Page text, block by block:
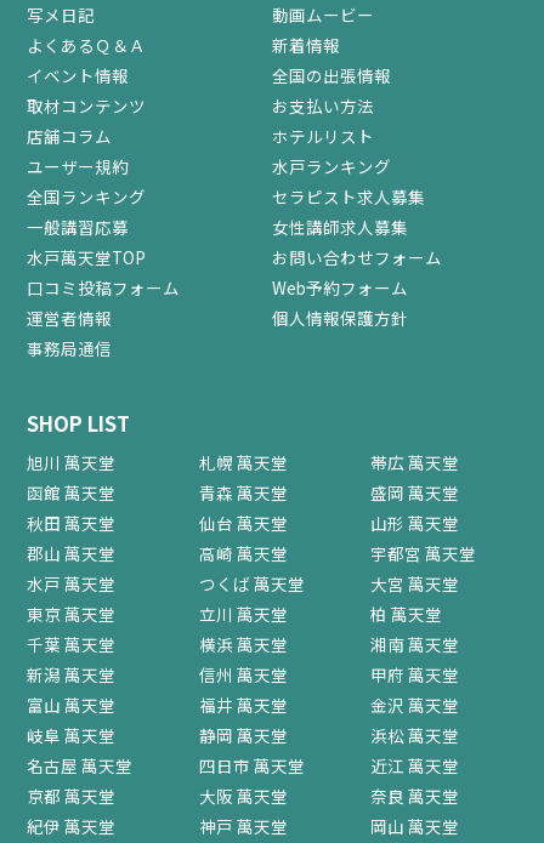
写メ日記
動画ムービー
よくあるＱ＆Ａ
新着情報
イベント情報
全国の出張情報
取材コンテンツ
お支払い方法
店舗コラム
ホテルリスト
ユーザー規約
水戸ランキング
全国ランキング
セラピスト求人募集
一般講習応募
女性講師求人募集
水戸萬天堂TOP
お問い合わせフォーム
口コミ投稿フォーム
Web予約フォーム
運営者情報
個人情報保護方針
事務局通信
SHOP LIST
旭川 萬天堂 札幌 萬天堂
帯広 萬天堂
函館 萬天堂
青森 萬天堂
盛岡 萬天堂
秋田 萬天堂
仙台 萬天堂
山形 萬天堂
郡山 萬天堂
高崎 萬天堂
宇都宮 萬天堂
水戸 萬天堂
つくば 萬天堂
大宮 萬天堂
東京 萬天堂
立川 萬天堂
柏 萬天堂
千葉 萬天堂
横浜 萬天堂
湘南 萬天堂
新潟 萬天堂
信州 萬天堂
甲府 萬天堂
富山 萬天堂
福井 萬天堂
金沢 萬天堂
岐阜 萬天堂
静岡 萬天堂
浜松 萬天堂
名古屋 萬天堂
四日市 萬天堂
近江 萬天堂
京都 萬天堂
大阪 萬天堂
奈良 萬天堂
紀伊 萬天堂
神戸 萬天堂 岡山 萬天堂